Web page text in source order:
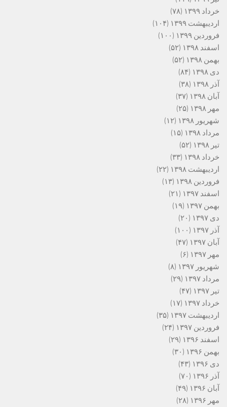
خرداد ۱۳۹۹
(۷۸)
اردیبهشت ۱۳۹۹
(۱۰۴)
فروردین ۱۳۹۹
(۱۰۰)
اسفند ۱۳۹۸
(۵۲)
بهمن ۱۳۹۸
(۵۲)
دی ۱۳۹۸
(۸۴)
آذر ۱۳۹۸
(۳۸)
آبان ۱۳۹۸
(۳۷)
مهر ۱۳۹۸
(۲۵)
شهریور ۱۳۹۸
(۱۲)
مرداد ۱۳۹۸
(۱۵)
تیر ۱۳۹۸
(۵۲)
خرداد ۱۳۹۸
(۳۳)
اردیبهشت ۱۳۹۸
(۲۲)
فروردین ۱۳۹۸
(۱۳)
اسفند ۱۳۹۷
(۲۱)
بهمن ۱۳۹۷
(۱۹)
دی ۱۳۹۷
(۲۰)
آذر ۱۳۹۷
(۱۰۰)
آبان ۱۳۹۷
(۴۷)
مهر ۱۳۹۷
(۶)
شهریور ۱۳۹۷
(۸)
مرداد ۱۳۹۷
(۲۹)
تیر ۱۳۹۷
(۴۷)
خرداد ۱۳۹۷
(۱۷)
اردیبهشت ۱۳۹۷
(۳۵)
فروردین ۱۳۹۷
(۲۴)
اسفند ۱۳۹۶
(۲۹)
بهمن ۱۳۹۶
(۳۰)
دی ۱۳۹۶
(۴۳)
آذر ۱۳۹۶
(۷۰)
آبان ۱۳۹۶
(۴۹)
مهر ۱۳۹۶
(۲۸)